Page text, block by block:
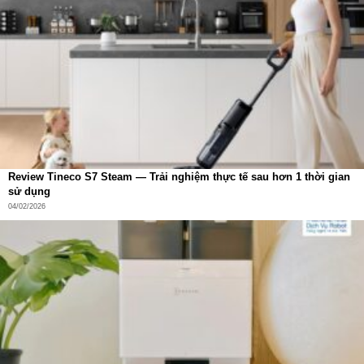
một lần đi qua.
Review Tineco S7 Steam — Trải nghiệm thực tế sau hơn 1 thời gian
sử dụng
04/02/2026